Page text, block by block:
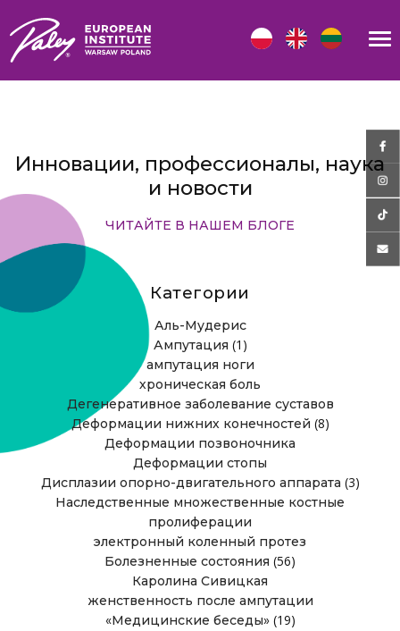
Инновации, профессионалы, наука
и новости
ЧИТАЙТЕ В НАШЕМ БЛОГЕ
Категории
Аль-Мудерис
Ампутация (1)
ампутация ноги
хроническая боль
Дегенеративное заболевание суставов
Деформации нижних конечностей (8)
Деформации позвоночника
Деформации стопы
Дисплазии опорно-двигательного аппарата (3)
Наследственные множественные костные
пролиферации
электронный коленный протез
Болезненные состояния (56)
Каролина Сивицкая
женственность после ампутации
«Медицинские беседы»(19)